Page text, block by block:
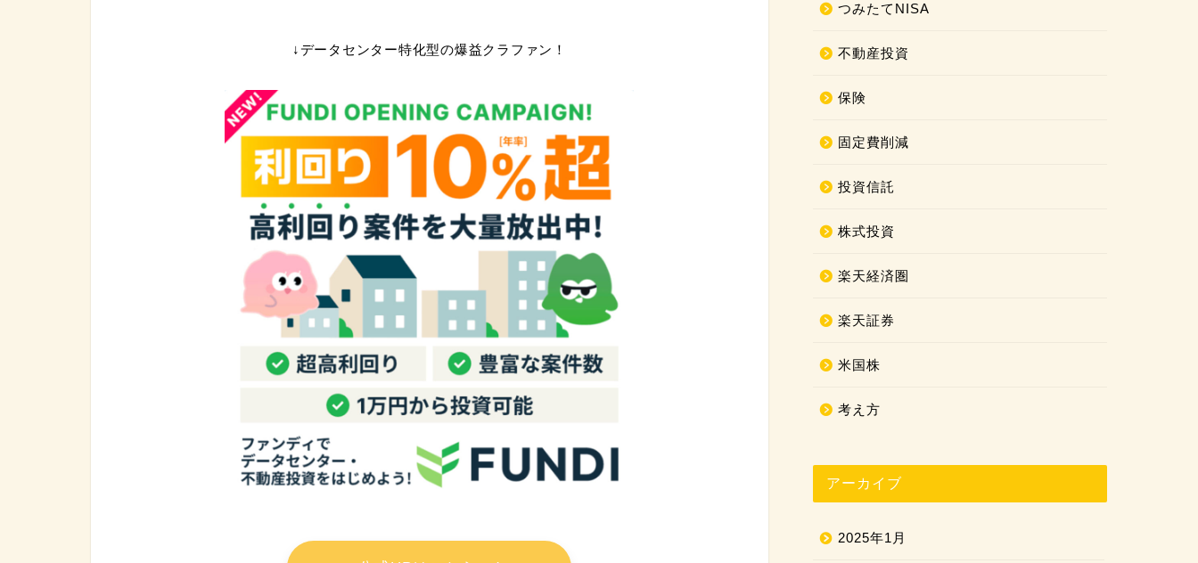
↓データセンター特化型の爆益クラファン！
つみたてNISA
不動産投資
保険
固定費削減
投資信託
株式投資
楽天経済圏
楽天証券
米国株
考え方
アーカイブ
2025年1月